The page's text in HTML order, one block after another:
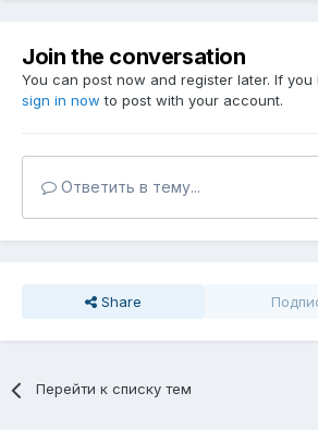
Join the conversation
You can post now and register later. If
sign in now to post with your account.
Ответить в тему...
Share
Перейти к списку тем